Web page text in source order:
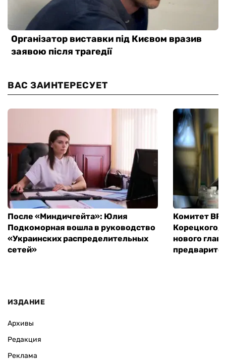
ВАС ЗАИНТЕРЕСУЕТ
После «Миндичгейта»: Юлия
Подкоморная вошла в руководство
«Украинских распределительных
сетей»
Комитет ВР
Корецкого,
нового
ИЗДАНИЕ
Архивы
Редакция
Реклама